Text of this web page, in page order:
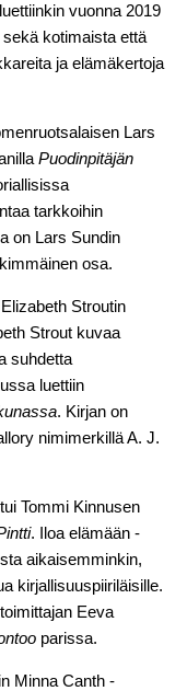
vuonna 2019
kotimaista että
ja elämäkertoja
Lars
Puodinpitäjän
tarkkoihin
on Lars Sundin
osa.
Stroutin
Strout kuvaa
suhdetta
luettiin
. Kirjan on
nimimerkillä A. J.
Tommi Kinnusen
. Iloa elämään -
aikaisemminkin,
kirjallisuuspiiriläisille.
Eeva
parissa.
Minna Canth -